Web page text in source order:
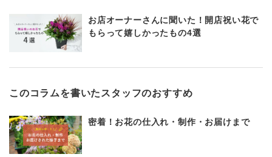
お店オーナーさんに聞いた！開店祝い花で
もらって嬉しかったもの4選
このコラムを書いたスタッフのおすすめ
密着！お花の仕入れ・制作・お届けまで